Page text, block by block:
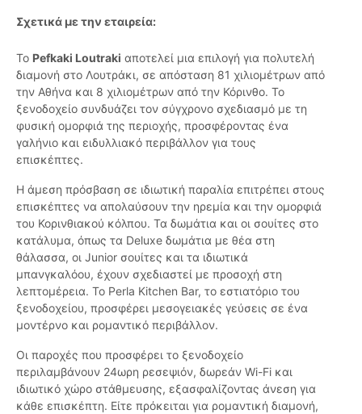
Σχετικά με την εταιρεία:
Το Pefkaki Loutraki αποτελεί μια επιλογή για πολυτελή
διαμονή στο Λουτράκι, σε απόσταση 81 χιλιομέτρων από
την Αθήνα και 8 χιλιομέτρων από την Κόρινθο. Το
ξενοδοχείο συνδυάζει τον σύγχρονο σχεδιασμό με τη
φυσική ομορφιά της περιοχής, προσφέροντας ένα
γαλήνιο και ειδυλλιακό περιβάλλον για τους
επισκέπτες.
Η άμεση πρόσβαση σε ιδιωτική παραλία επιτρέπει στους
επισκέπτες να απολαύσουν την ηρεμία και την ομορφιά
του Κορινθιακού κόλπου. Τα δωμάτια και οι σουίτες στο
κατάλυμα, όπως τα Deluxe δωμάτια με θέα στη
θάλασσα, οι Junior σουίτες και τα ιδιωτικά
μπανγκαλόου, έχουν σχεδιαστεί με προσοχή στη
λεπτομέρεια. Το Perla Kitchen Bar, το εστιατόριο του
ξενοδοχείου, προσφέρει μεσογειακές γεύσεις σε ένα
μοντέρνο και ρομαντικό περιβάλλον.
Οι παροχές που προσφέρει το ξενοδοχείο
περιλαμβάνουν 24ωρη ρεσεψιόν, δωρεάν Wi-Fi και
ιδιωτικό χώρο στάθμευσης, εξασφαλίζοντας άνεση για
κάθε επισκέπτη. Είτε πρόκειται για ρομαντική διαμονή,